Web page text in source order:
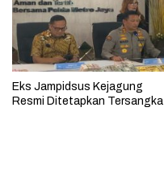
Eks Jampidsus Kejagung
Resmi Ditetapkan Tersangka